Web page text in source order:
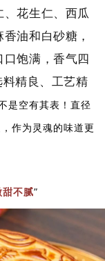
花生仁、西瓜
油和白砂糖，
饱满，香气四
料精良、工艺精
是空有其表！直径
作为灵魂的味道更
不腻”